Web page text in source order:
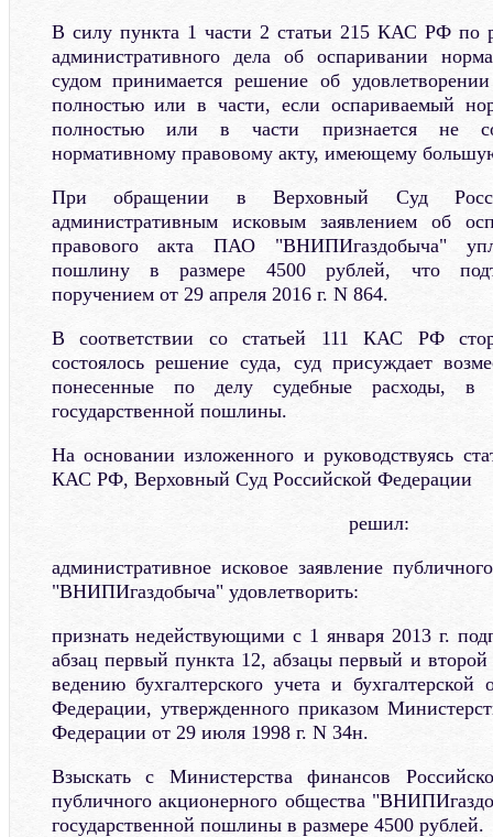
В силу пункта 1 части 2 статьи 215 КАС РФ по
административного дела об оспаривании
судом принимается решение об
полностью или в части, если оспариваемый
полностью или в части признается не
нормативному правовому акту, имеющему
При обращении в Верховный Суд
административным исковым заявлением об
правового акта ПАО "ВНИПИгаздобыча"
пошлину в размере 4500 рублей, что
поручением от 29 апреля 2016 г. N 864.
В соответствии со статьей 111 КАС РФ
состоялось решение суда, суд присуждает
понесенные по делу судебные расходы,
государственной пошлины.
На основании изложенного и руководствуясь
КАС РФ, Верховный Суд Российской Федерации
решил:
административное исковое заявление
"ВНИПИгаздобыча" удовлетворить:
признать недействующими с 1 января 2013 г.
абзац первый пункта 12, абзацы первый и
ведению бухгалтерского учета и бухгалтерской
Федерации, утвержденного приказом
Федерации от 29 июля 1998 г. N 34н.
Взыскать с Министерства финансов
публичного акционерного общества
государственной пошлины в размере 4500 рублей.